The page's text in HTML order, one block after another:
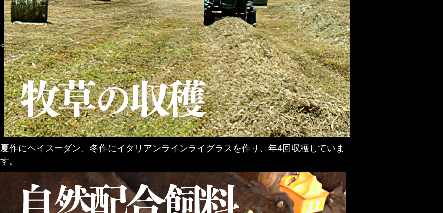
<
夏作にヘイスーダン、冬作にイタリアンラインライグラスを作り、年4回収穫していま
す。